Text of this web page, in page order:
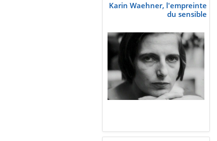
Karin Waehner, l'empreinte
du sensible